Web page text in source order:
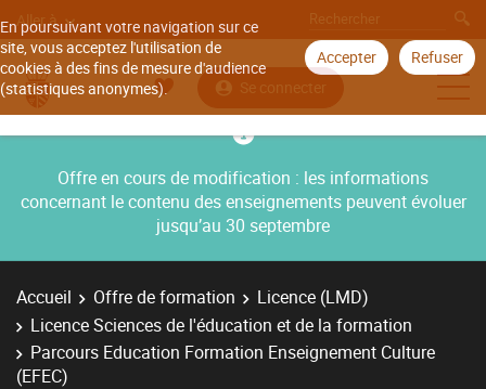
En poursuivant votre navigation sur ce
site, vous acceptez l'utilisation de
cookies à des fins de mesure d'audience
(statistiques anonymes).
Accepter Refuser
Aller à
Se connecter
Offre en cours de modification : les informations
concernant le contenu des enseignements peuvent évoluer
jusqu’au 30 septembre
Accueil Offre de formation
Licence (LMD)
Licence Sciences de l'éducation et de la formation
Parcours Education Formation Enseignement Culture
(EFEC)